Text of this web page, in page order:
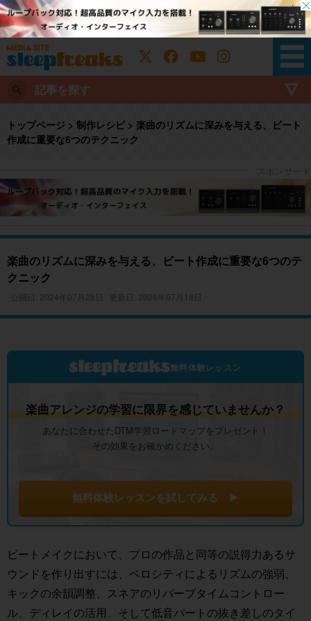
記事を探す
トップページ > 制作レシピ > 楽曲のリズムに深みを与える、ビート
作成に重要な6つのテクニック
楽曲のリズムに深みを与える、ビート作成に重要な6つのテ
クニック
公開日: 2024年07月28日 更新日: 2026年07月18日
無料体験レッスン
楽曲アレンジの学習に限界を感じていませんか？
あなたに合わせたDTM学習ロードマップをプレゼント！
その効果をお確かめください。
無料体験レッスンを試してみる ▶
ビートメイクにおいて、プロの作品と同等の説得力あるサ
ウンドを作り出すには、ベロシティによるリズムの強弱、
キックの余韻調整、スネアのリバーブタイムコントロー
ル、ディレイの活用、そして低音パートの抜き差しのタイ